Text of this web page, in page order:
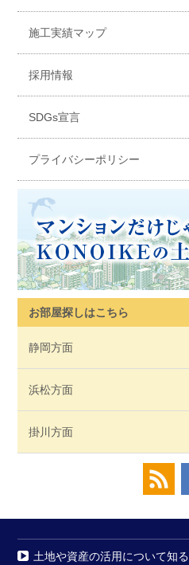
施工実績マップ
採用情報
SDGs宣言
プライバシーポリシー
お部屋探しはこちら
静岡方面
浜松方面
掛川方面
土地や資産の活用について知る